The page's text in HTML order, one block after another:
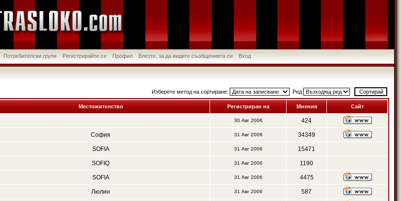
Потребителски групи Регистрирайте се Профил Влезте, за да видите съобщенията си Вход
Изберете метод на сортиране: Ред
Местожителство Регистриран на Мнения Сайт
30 Авг 2006 424
София 31 Авг 2006 34349
SOFIA 31 Авг 2006 15471
SOFIQ 31 Авг 2006 1190
SOFIA 31 Авг 2006 4475
Люлин 31 Авг 2006 587